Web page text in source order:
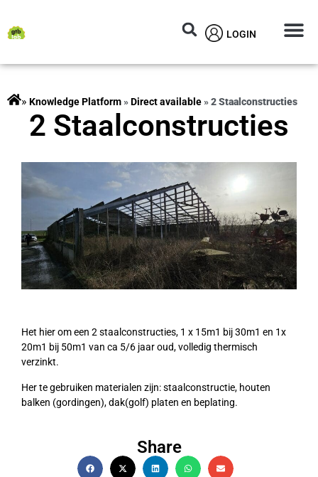
LOGIN
» »Direct available»2 Staalconstructies
2 Staalconstructies
Het hier om een 2 staalconstructies, 1 x 15m1 bij 30m1 en 1x
20m1 bij 50m1 van ca 5/6 jaar oud, volledig thermisch
verzinkt.
Her te gebruiken materialen zijn: staalconstructie, houten
balken (gordingen), dak(golf) platen en beplating.
Share